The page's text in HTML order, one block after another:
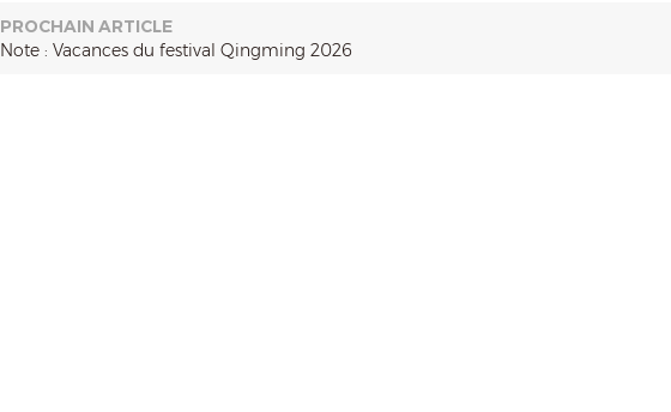
PROCHAIN ARTICLE
Note : Vacances du festival Qingming 2026